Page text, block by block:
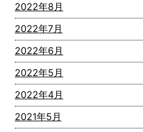
2022年8月
2022年7月
2022年6月
2022年5月
2022年4月
2021年5月